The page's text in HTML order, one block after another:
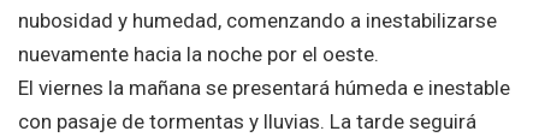
nubosidad y humedad, comenzando a inestabilizarse
nuevamente hacia la noche por el oeste.
El viernes la mañana se presentará húmeda e inestable
con pasaje de tormentas y lluvias. La tarde seguirá